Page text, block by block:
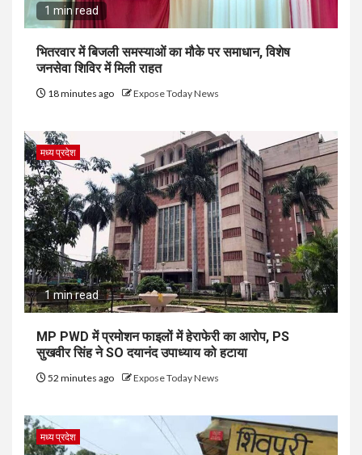
1 min read
भितरवार में बिजली समस्याओं का मौके पर समाधान, विशेष
जनसेवा शिविर में मिली राहत
18 minutes ago Expose Today News
मध्य प्रदेश
1 min read
MP PWD में प्रमोशन फाइलों में हेराफेरी का आरोप, PS
सुखवीर सिंह ने SO दयानंद उपाध्याय को हटाया
52 minutes ago Expose Today News
मध्य प्रदेश